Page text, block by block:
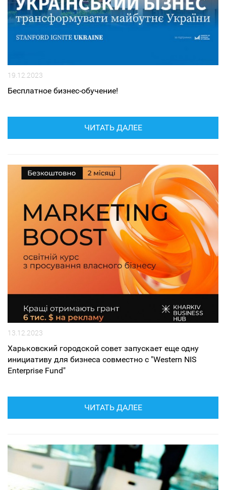
19.12.2023
Бесплатное бизнес-обучение!
ЧИТАТЬ ДАЛЕЕ
13.12.2023
Харьковский городской совет запускает еще одну
инициативу для бизнеса совместно с "Western NIS
Enterprise Fund"
ЧИТАТЬ ДАЛЕЕ